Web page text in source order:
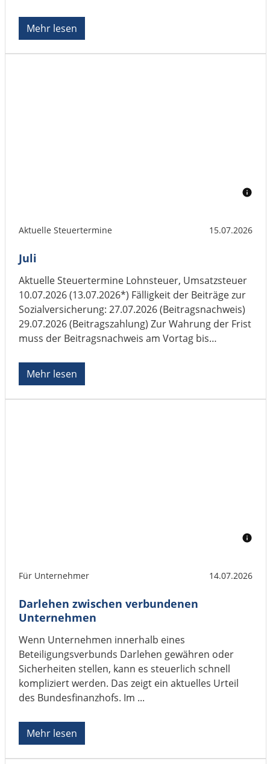
Mehr lesen
Aktuelle Steuertermine 15.07.2026
Juli
Aktuelle Steuertermine Lohnsteuer, Umsatzsteuer
10.07.2026 (13.07.2026*) Fälligkeit der Beiträge zur
Sozialversicherung: 27.07.2026 (Beitragsnachweis)
29.07.2026 (Beitragszahlung) Zur Wahrung der Frist
muss der Beitragsnachweis am Vortag bis
Mehr lesen
Für Unternehmer 14.07.2026
Darlehen zwischen verbundenen
Unternehmen
Wenn Unternehmen innerhalb eines
Beteiligungsverbunds Darlehen gewähren oder
Sicherheiten stellen, kann es steuerlich schnell
kompliziert werden. Das zeigt ein aktuelles Urteil
des Bundesfinanzhofs. Im ...
Mehr lesen